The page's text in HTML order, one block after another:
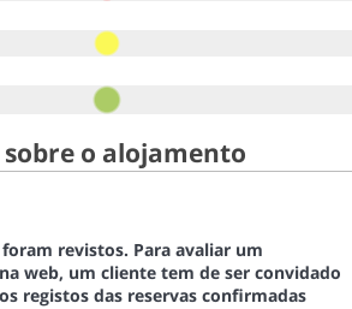
o alojamento
revistos. Para avaliar um
web, um cliente tem de ser convidado
registos das reservas confirmadas